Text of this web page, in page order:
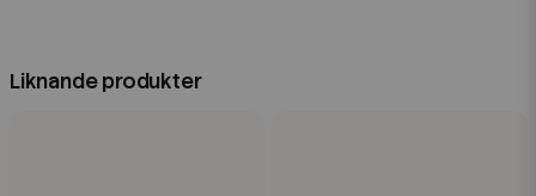
Liknande produkter